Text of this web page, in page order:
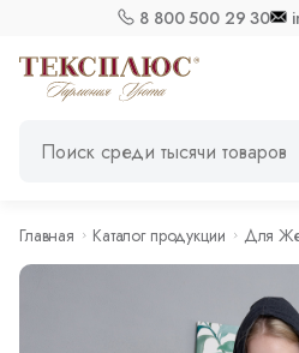
8 800 500 29 30
Главная Каталог продукции Для